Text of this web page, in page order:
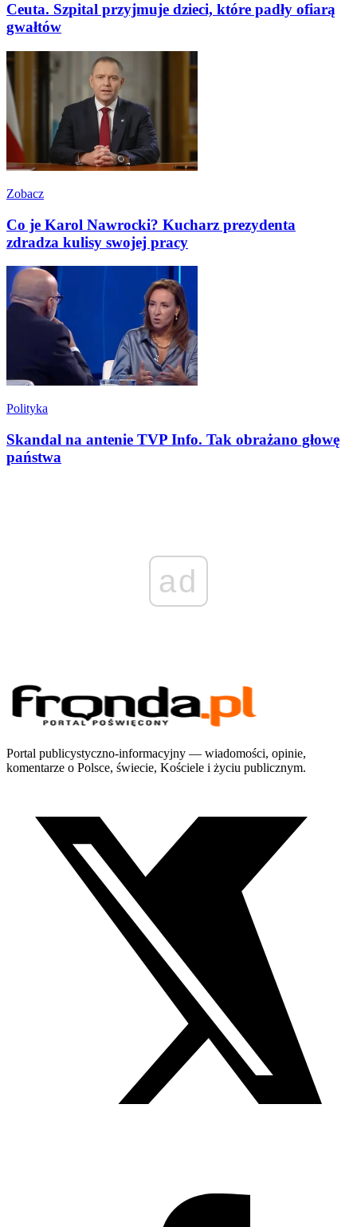
Ceuta. Szpital przyjmuje dzieci, które padły ofiarą
gwałtów
Zobacz
Co je Karol Nawrocki? Kucharz prezydenta
zdradza kulisy swojej pracy
Polityka
Skandal na antenie TVP Info. Tak obrażano głowę
państwa
ad
Portal publicystyczno-informacyjny — wiadomości, opinie,
komentarze o Polsce, świecie, Kościele i życiu publicznym.